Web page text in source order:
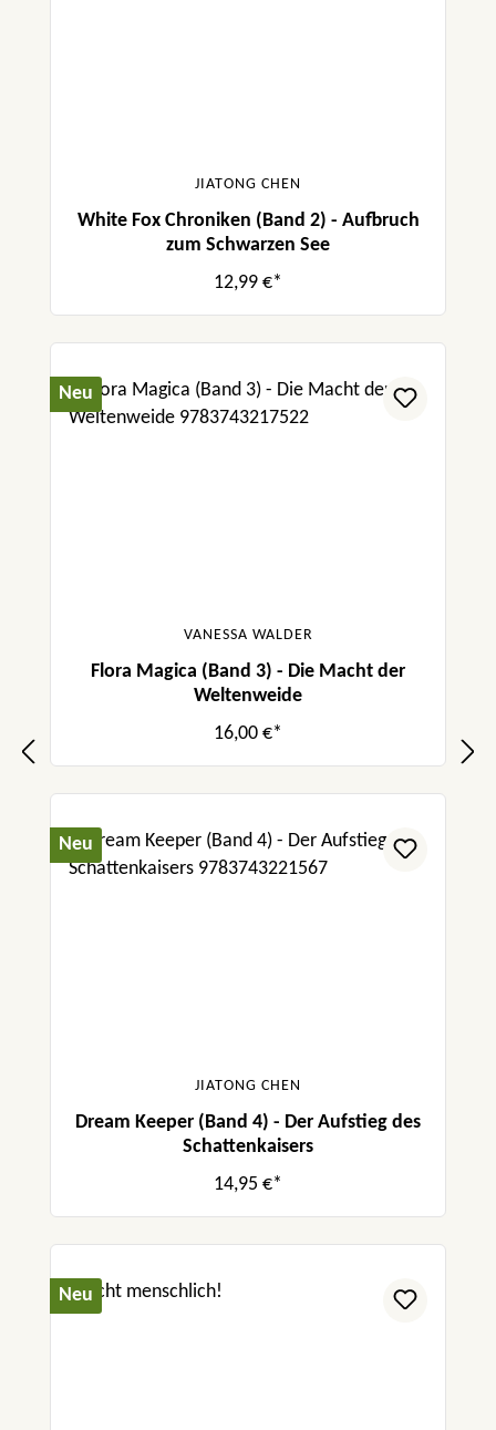
JIATONG CHEN
White Fox Chroniken (Band 2) - Aufbruch
zum Schwarzen See
12,99 €*
Neu
VANESSA WALDER
Flora Magica (Band 3) - Die Macht der
Weltenweide
16,00 €*
Neu
JIATONG CHEN
Dream Keeper (Band 4) - Der Aufstieg des
Schattenkaisers
14,95 €*
Neu